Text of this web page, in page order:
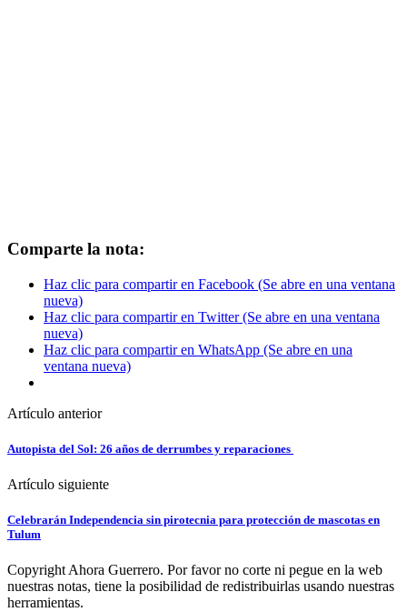
Comparte la nota:
Haz clic para compartir en Facebook (Se abre en una ventana
nueva)
Haz clic para compartir en Twitter (Se abre en una ventana
nueva)
Haz clic para compartir en WhatsApp (Se abre en una
ventana nueva)
Artículo anterior
Autopista del Sol: 26 años de derrumbes y reparaciones
Artículo siguiente
Celebrarán Independencia sin pirotecnia para protección de mascotas en
Tulum
Copyright Ahora Guerrero. Por favor no corte ni pegue en la web
nuestras notas, tiene la posibilidad de redistribuirlas usando nuestras
herramientas.